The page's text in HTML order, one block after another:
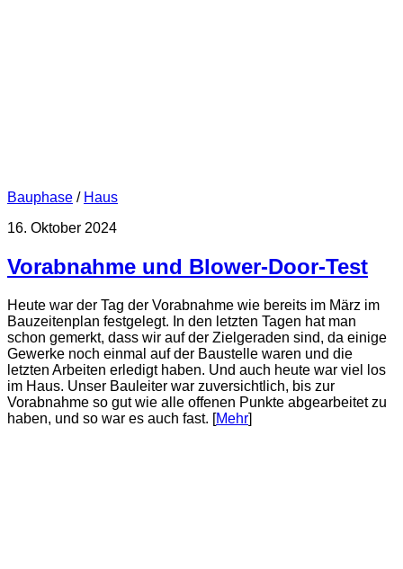
Bauphase / Haus
16. Oktober 2024
Vorabnahme und Blower-Door-Test
Heute war der Tag der Vorabnahme wie bereits im März im
Bauzeitenplan festgelegt. In den letzten Tagen hat man
schon gemerkt, dass wir auf der Zielgeraden sind, da einige
Gewerke noch einmal auf der Baustelle waren und die
letzten Arbeiten erledigt haben. Und auch heute war viel los
im Haus. Unser Bauleiter war zuversichtlich, bis zur
Vorabnahme so gut wie alle offenen Punkte abgearbeitet zu
haben, und so war es auch fast. [Mehr]